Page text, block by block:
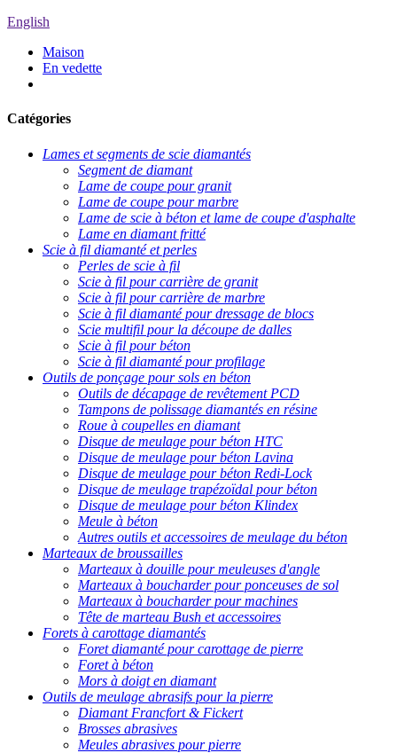
English
Maison
En vedette
Catégories
Lames et segments de scie diamantés
Segment de diamant
Lame de coupe pour granit
Lame de coupe pour marbre
Lame de scie à béton et lame de coupe d'asphalte
Lame en diamant fritté
Scie à fil diamanté et perles
Perles de scie à fil
Scie à fil pour carrière de granit
Scie à fil pour carrière de marbre
Scie à fil diamanté pour dressage de blocs
Scie multifil pour la découpe de dalles
Scie à fil pour béton
Scie à fil diamanté pour profilage
Outils de ponçage pour sols en béton
Outils de décapage de revêtement PCD
Tampons de polissage diamantés en résine
Roue à coupelles en diamant
Disque de meulage pour béton HTC
Disque de meulage pour béton Lavina
Disque de meulage pour béton Redi-Lock
Disque de meulage trapézoïdal pour béton
Disque de meulage pour béton Klindex
Meule à béton
Autres outils et accessoires de meulage du béton
Marteaux de broussailles
Marteaux à douille pour meuleuses d'angle
Marteaux à boucharder pour ponceuses de sol
Marteaux à boucharder pour machines
Tête de marteau Bush et accessoires
Forets à carottage diamantés
Foret diamanté pour carottage de pierre
Foret à béton
Mors à doigt en diamant
Outils de meulage abrasifs pour la pierre
Diamant Francfort & Fickert
Brosses abrasives
Meules abrasives pour pierre